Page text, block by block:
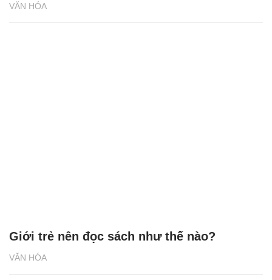
VĂN HÓA
VĂN HÓA
Giới trẻ nên đọc sách như thế nào?